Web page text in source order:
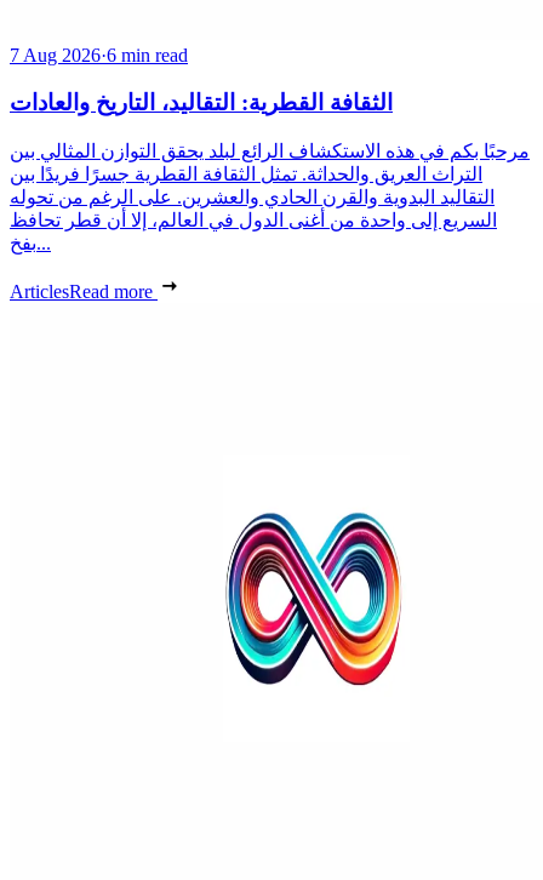
7 Aug 2026·6 min read
الثقافة القطرية: التقاليد، التاريخ والعادات
مرحبًا بكم في هذه الاستكشاف الرائع لبلد يحقق التوازن المثالي بين
التراث العريق والحداثة. تمثل الثقافة القطرية جسرًا فريدًا بين
التقاليد البدوية والقرن الحادي والعشرين. على الرغم من تحوله
السريع إلى واحدة من أغنى الدول في العالم، إلا أن قطر تحافظ
بفخ...
ArticlesRead more